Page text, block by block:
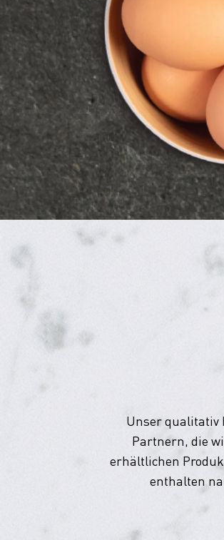
Unser qualitativ
Partnern, die
erhältlichen
enthalten